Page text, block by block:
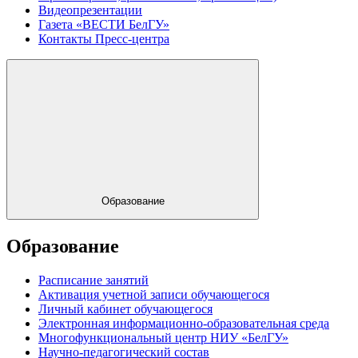
Видеопрезентации
Газета «ВЕСТИ БелГУ»
Контакты Пресс-центра
Образование
Образование
Расписание занятий
Активация учетной записи обучающегося
Личный кабинет обучающегося
Электронная информационно-образовательная среда
Многофункциональный центр НИУ «БелГУ»
Научно-педагогический состав